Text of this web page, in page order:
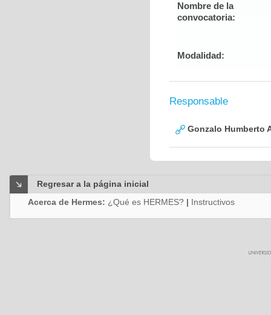
Nombre de la
convocatoria:
Modalidad:
Responsable
Gonzalo Humberto
Regresar a la página inicial
Acerca de Hermes: ¿Qué es HERMES? | Instructivos